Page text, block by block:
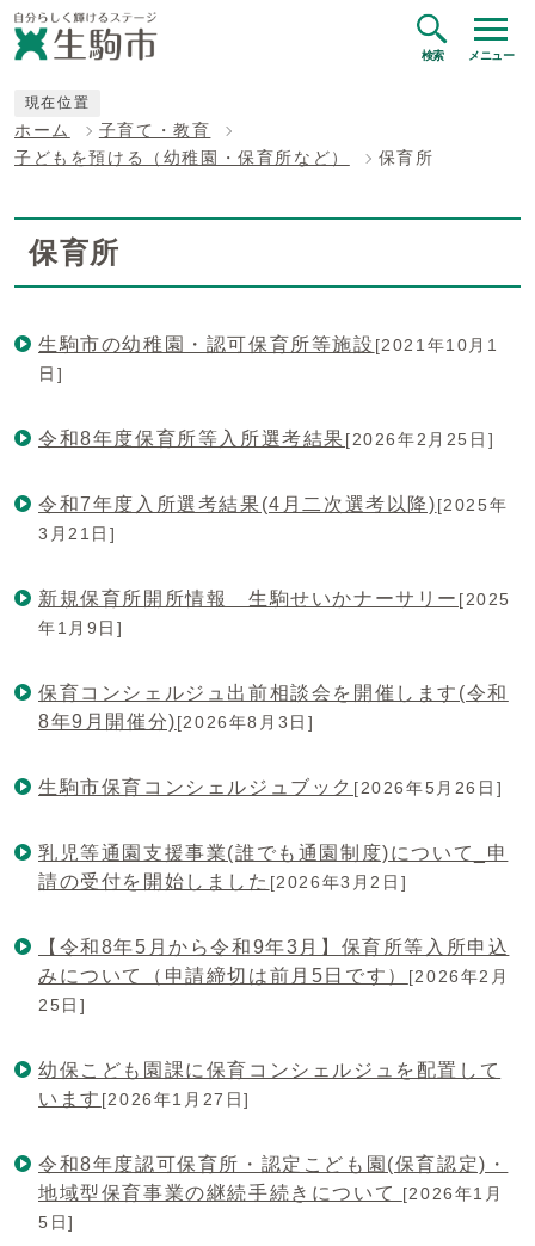
検索 メニュー
現在位置
ホーム
子育て・教育
子どもを預ける（幼稚園・保育所など）
保育所
保育所
生駒市の幼稚園・認可保育所等施設 [2021年10月1
日]
令和8年度保育所等入所選考結果[2026年2月25日]
令和7年度入所選考結果(4月二次選考以降)[2025年
3月21日]
新規保育所開所情報 生駒せいかナーサリー [2025
年1月9日]
保育コンシェルジュ出前相談会を開催します(令和
8年9月開催分)[2026年8月3日]
生駒市保育コンシェルジュブック [2026年5月26日]
乳児等通園支援事業(誰でも通園制度)について_申
請の受付を開始しました [2026年3月2日]
【令和8年5月から令和9年3月】保育所等入所申込
みについて（申請締切は前月5日です）
[2026年2月
25日]
幼保こども園課に保育コンシェルジュを配置して
います [2026年1月27日]
令和8年度認可保育所・認定こども園(保育認定)・
地域型保育事業の継続手続きについて
[2026年1月
5日]